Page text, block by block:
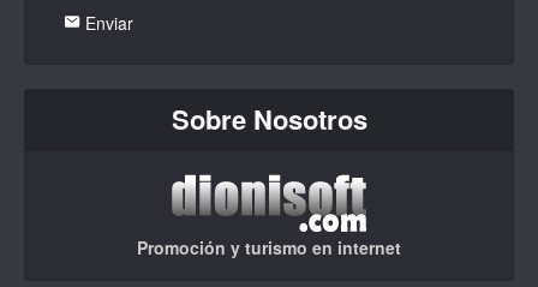
Enviar
Sobre Nosotros
Promoción y turismo en internet